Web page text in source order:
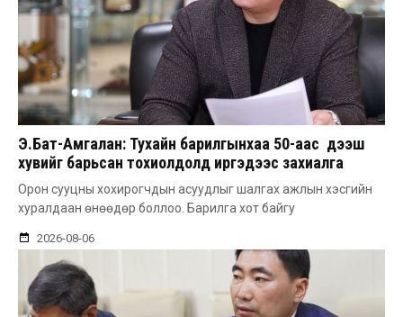
Э.Бат-Амгалан: Тухайн барилгынхаа 50-аас дээш
хувийг барьсан тохиолдолд иргэдээс захиалга
авдаг болгоно
Орон сууцны хохирогчдын асуудлыг шалгах ажлын хэсгийн
хуралдаан өнөөдөр боллоо. Барилга хот байгу
2026-08-06